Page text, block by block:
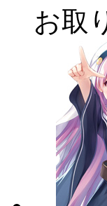
お取